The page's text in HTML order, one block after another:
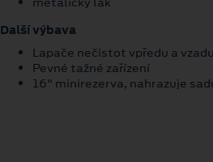
Další výbava
Lapače nečistot vpředu a vzadu
Pevné tažné zařízení
16" minirezerva, nahrazuje